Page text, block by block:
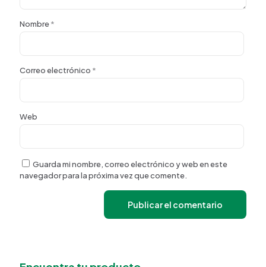
Nombre*
Correo electrónico *
Web
Guarda mi nombre, correo electrónico y web en este
navegador para la próxima vez que comente.